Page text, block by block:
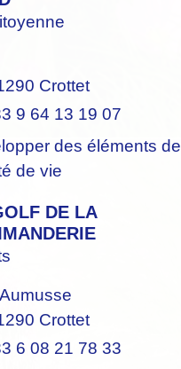
Crottet
9 64 13 19 07
des éléments de
de vie
DE LA
Crottet
6 08 21 78 33